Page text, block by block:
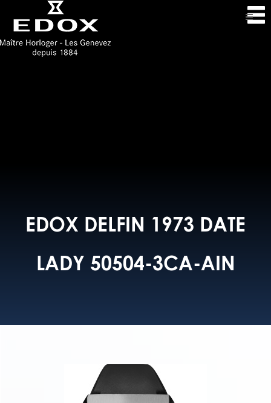
EDOX DELFIN 1973 DATE
LADY 50504-3CA-AIN